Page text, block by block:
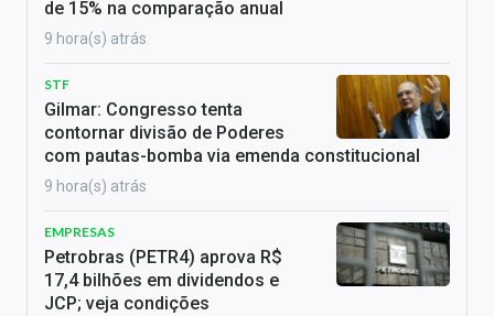
de 15% na comparação anual
9 hora(s) atrás
STF
Gilmar: Congresso tenta
contornar divisão de Poderes
com pautas-bomba via emenda constitucional
9 hora(s) atrás
EMPRESAS
Petrobras (PETR4) aprova R$
17,4 bilhões em dividendos e
JCP; veja condições